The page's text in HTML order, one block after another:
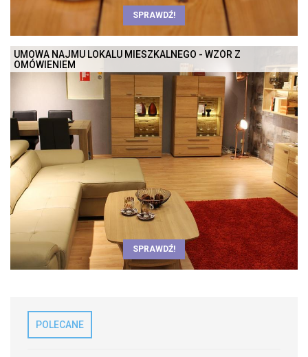
SPRAWDŹ!
UMOWA NAJMU LOKALU MIESZKALNEGO - WZÓR Z
OMÓWIENIEM
SPRAWDŹ!
POLECANE